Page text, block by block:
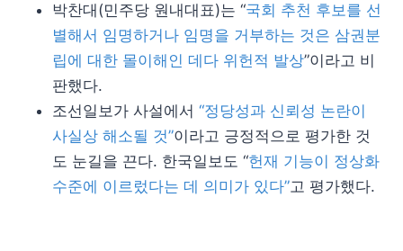
박찬대(민주당 원내대표)는 “국회 추천 후보를 선
별해서 임명하거나 임명을 거부하는 것은 삼권분
립에 대한 몰이해인 데다 위헌적 발상”이라고 비
판했다.
조선일보가 사설에서 “정당성과 신뢰성 논란이
사실상 해소될 것”이라고 긍정적으로 평가한 것
도 눈길을 끈다. 한국일보도 “헌재 기능이 정상화
수준에 이르렀다는 데 의미가 있다”고 평가했다.